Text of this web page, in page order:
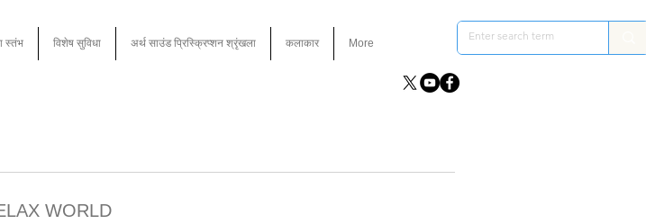
स्तंभ विशेष सुविधा अर्थ साउंड प्रिस्क्रिप्शन श्रृंखला कलाकार More
WORLD